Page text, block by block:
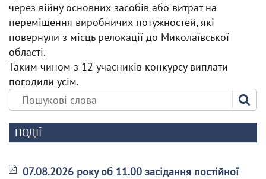
через війну основних засобів або витрат на
переміщення виробничих потужностей, які
повернули з місць релокації до Миколаївської
області.
Таким чином з 12 учасників конкурсу виплати
погодили усім.
ПОДІЇ
07.08.2026 року об 11.00 засідання постійної